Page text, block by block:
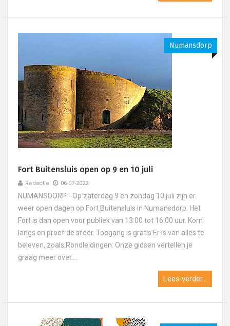
Numansdorp
Fort Buitensluis open op 9 en 10 juli
Redactie 06-07-2022
NUMANSDORP - Op zaterdag 9 en zondag 10 juli zijn er
weer open dagen op Fort Buitensluis in Numansdorp. Het
Fort is dan open voor publiek van 13:00 tot 16:00 uur. Kom
langs en proef de sfeer. Toegang is gratis.Er is van alles te
beleven, zoals:Rondleidingen: Onze gidsen vertellen je
graag meer over....
Lees verder...